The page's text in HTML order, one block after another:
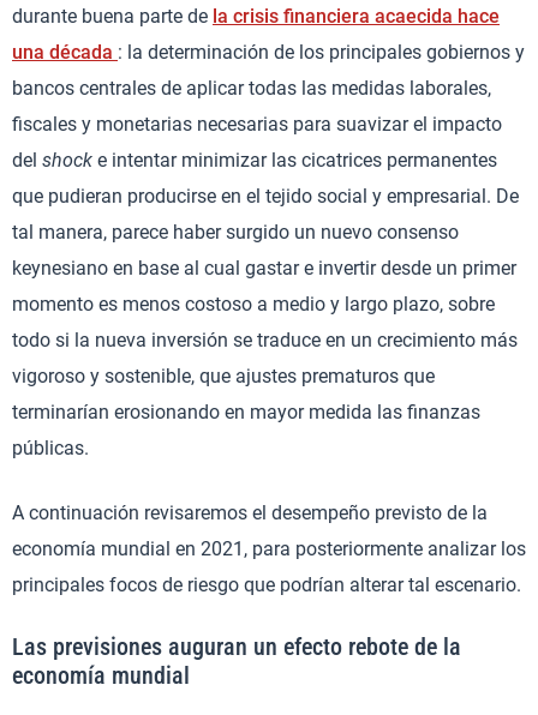
durante buena parte de la crisis financiera acaecida hace
una década : la determinación de los principales gobiernos y
bancos centrales de aplicar todas las medidas laborales,
fiscales y monetarias necesarias para suavizar el impacto
del shock e intentar minimizar las cicatrices permanentes
que pudieran producirse en el tejido social y empresarial. De
tal manera, parece haber surgido un nuevo consenso
keynesiano en base al cual gastar e invertir desde un primer
momento es menos costoso a medio y largo plazo, sobre
todo si la nueva inversión se traduce en un crecimiento más
vigoroso y sostenible, que ajustes prematuros que
terminarían erosionando en mayor medida las finanzas
públicas.
A continuación revisaremos el desempeño previsto de la
economía mundial en 2021, para posteriormente analizar los
principales focos de riesgo que podrían alterar tal escenario.
Las previsiones auguran un efecto rebote de la
economía mundial